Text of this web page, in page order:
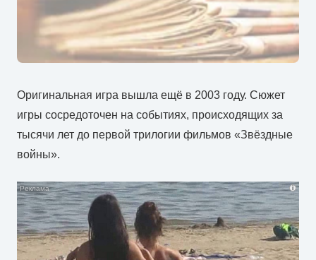
Оригинальная игра вышла ещё в 2003 году. Сюжет
игры сосредоточен на событиях, происходящих за
тысячи лет до первой трилогии фильмов «Звёздные
войны».
i